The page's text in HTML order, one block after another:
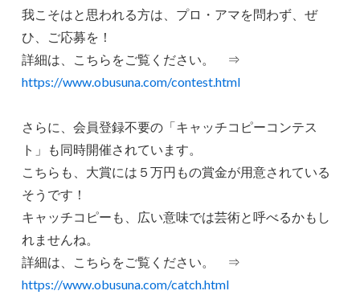
我こそはと思われる方は、プロ・アマを問わず、ぜ
ひ、ご応募を！
詳細は、こちらをご覧ください。 ⇒
https://www.obusuna.com/contest.html
さらに、会員登録不要の「キャッチコピーコンテス
ト」も同時開催されています。
こちらも、大賞には５万円もの賞金が用意されている
そうです！
キャッチコピーも、広い意味では芸術と呼べるかもし
れませんね。
詳細は、こちらをご覧ください。 ⇒
https://www.obusuna.com/catch.html